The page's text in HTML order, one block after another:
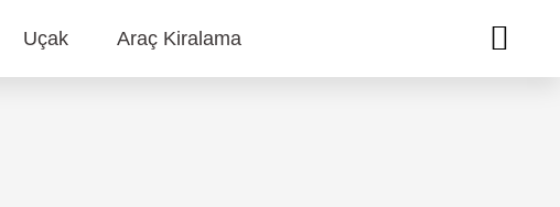
Uçak Araç Kiralama